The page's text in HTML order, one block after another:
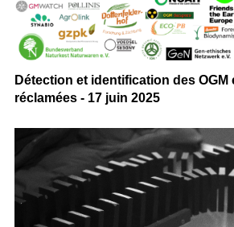
Détection et identification des
réclamées - 17 juin 2025